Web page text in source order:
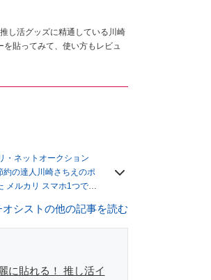
し活グッズに精通している川崎
貼ってみて、使い方もレビュ
・ネットオークション
約の達人川崎さちえのポ
メルカリ スマホ1つでス
にいながら、しかも空
して参加。その後、出
という考えを持つ。ま
考え、業者とは違う視
オシストの他の記事を読む
に貼れる！ 推し活イ